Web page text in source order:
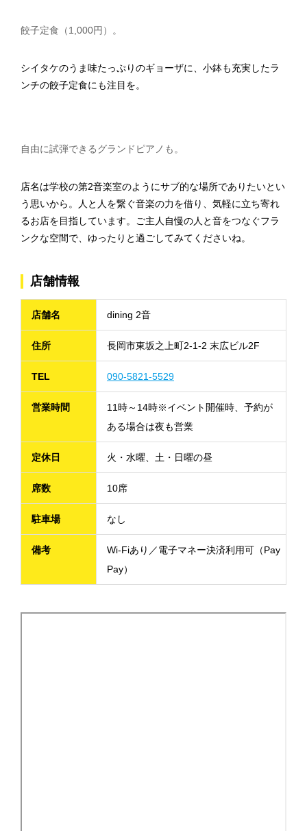
餃子定食（1,000円）。
シイタケのうま味たっぷりのギョーザに、小鉢も充実したラ
ンチの餃子定食にも注目を。
自由に試弾できるグランドピアノも。
店名は学校の第2音楽室のようにサブ的な場所でありたいとい
う思いから。人と人を繋ぐ音楽の力を借り、気軽に立ち寄れ
るお店を目指しています。ご主人自慢の人と音をつなぐフラ
ンクな空間で、ゆったりと過ごしてみてくださいね。
店舗情報
店舗名 dining 2音
住所 長岡市東坂之上町2-1-2 末広ビル2F
TEL 090-5821-5529
営業時間
11時～14時※イベント開催時、予約が
ある場合は夜も営業
定休日 火・水曜、土・日曜の昼
席数 10席
駐車場 なし
備考
Wi-Fiあり／電子マネー決済利用可（Pay
Pay）